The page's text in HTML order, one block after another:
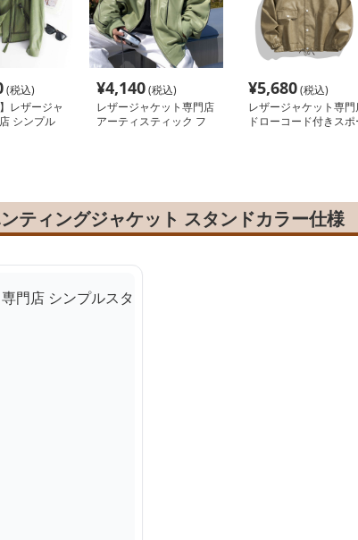
(税込)
レザージャ
シンプル
¥4,140(税込)
レザージャケット専門店
アーティスティック フ
¥5,680(税込)
レザージャケット専門
ドローコード付きスポ
ティングジャケット スタンドカラー仕様